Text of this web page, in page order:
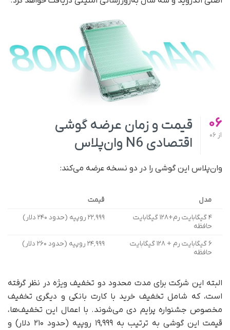
06
از
قیمت و زمان عرضه گوشی
اقتصادی N6 وان‌پلاس
وان‌پلاس این گوشی را در دو نسخه عرضه می‌کند:
مدل
قیمت
۴ گیگابایت رم+۱۲۸ گیگابایت
حافظه
۲۲٬۹۹۹ روپیه (حدود ۲۴۰ دلار)
۶ گیگابایت رم + ۱۲۸ گیگابایت
حافظه
۲۴٬۹۹۹ روپیه (حدود ۲۶۰ دلار)
البته این شرکت برای مدت محدود دو تخفیف ویژه در نظر گرفته
است، که شامل تخفیف خرید با کارت بانکی و دیگری تخفیف
مخصوص جشنواره پرایم دی می‌شوند. با اعمال این تخفیف‌ها،
قیمت این گوشی به ترتیب به ۱۹,۹۹۹ روپیه (حدود ۲۱۰ دلار) و